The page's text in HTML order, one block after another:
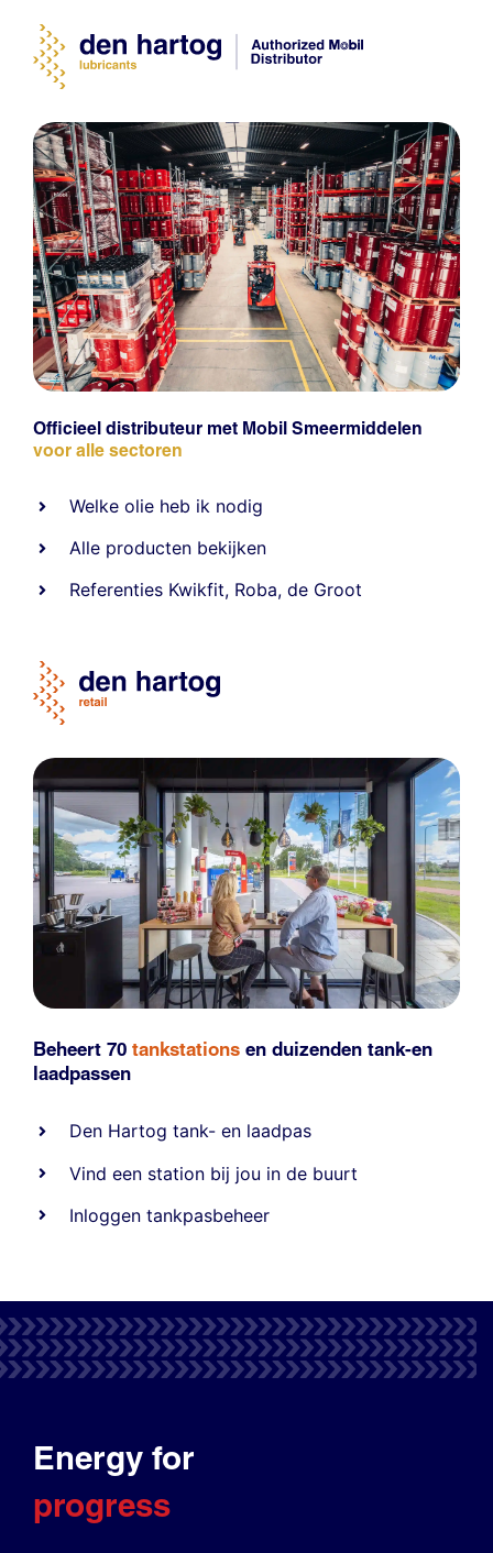
Officieel distributeur met Mobil Smeermiddelen
voor alle sectoren
Welke olie heb ik nodig
Alle producten bekijken
Referenties Kwikfit, Roba,de Groot
Beheert 70 tankstations en duizenden tank-en
laadpassen
Den Hartog tank- en laadpas
Vind een station bij jou in de buurt
Inloggen tankpasbeheer
Energy for
progress